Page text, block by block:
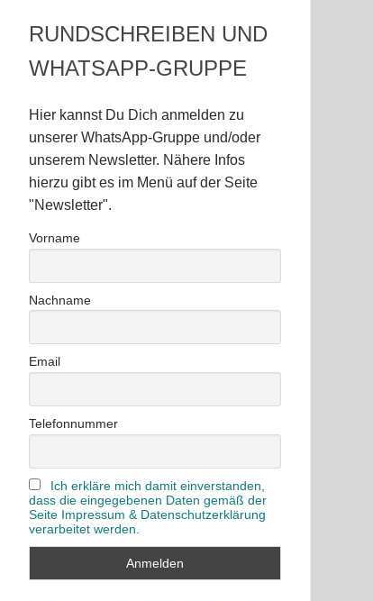
RUNDSCHREIBEN UND
WHATSAPP-GRUPPE
Hier kannst Du Dich anmelden zu
unserer WhatsApp-Gruppe und/oder
unserem Newsletter. Nähere Infos
hierzu gibt es im Menü auf der Seite
"Newsletter".
Vorname
Nachname
Email
Telefonnummer
Ich erkläre mich damit einverstanden,
dass die eingegebenen Daten gemäß der
Seite Impressum & Datenschutzerklärung
verarbeitet werden.